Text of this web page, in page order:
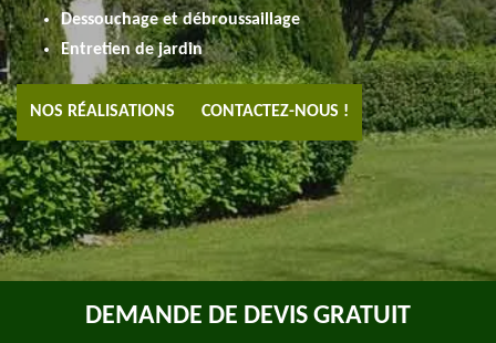
Dessouchage et débroussaillage
Entretien de jardin
NOS RÉALISATIONS CONTACTEZ-NOUS !
DEMANDE DE DEVIS GRATUIT